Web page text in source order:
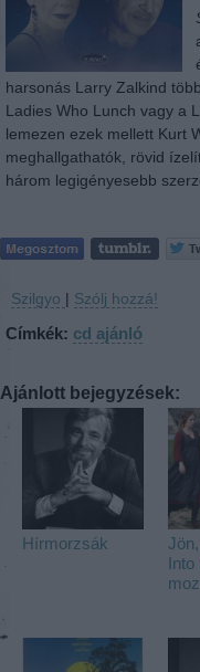
harsonás Larry Zalkind
Ladies Who Lunch vagy a
lemezen ezek mellett Kurt
meghallgathatók, rövid
három legigényesebb
Szilgyo | Szólj hozzá!
Címkék: cd ajánló
Ajánlott bejegyzések:
Hírmorzsák
Into